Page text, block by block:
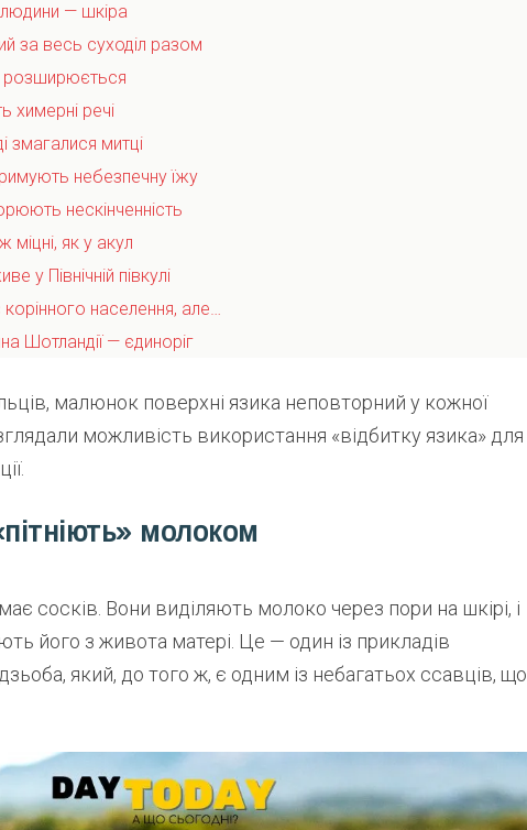
— шкіра
за весь суходіл разом
розширюється
химерні речі
змагалися митці
небезпечну їжу
нескінченність
міцні, як у акул
у Північній півкулі
населення, але…
Шотландії — єдиноріг
малюнок поверхні язика неповторний у кожної
можливість використання «відбитку язика» для
молоком
сосків. Вони виділяють молоко через пори на шкірі, і
його з живота матері. Це — один із прикладів
який, до того ж, є одним із небагатьох ссавців, що